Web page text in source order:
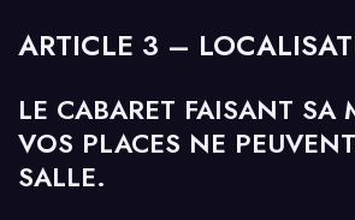
ARTICLE 3 –
LE CABARET FAISANT SA
VOS PLACES NE
SALLE.